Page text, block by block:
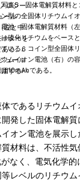
ロジー
ュール
左と中
ーターを
ある。6
ュール
用するハ
写真5 固体電解質材料と
ン型の全固体リチウムイ
電池 固体電解質材料（左
は硫化リチウムをベース
ている。コイン型全固体
ウムイオン電池（右）の
は10mAhである。
であるリチウムイ
発した固体電解質
オン電池を展示し
材料は、不活性気
なく、電気化学的
レベルのリチウム